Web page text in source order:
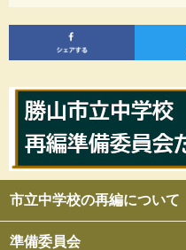
市立中学校の再編について
準備委員会